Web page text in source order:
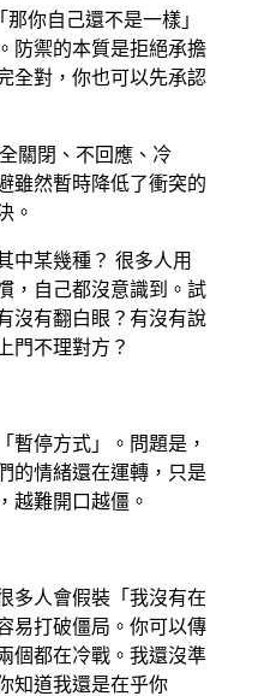
那你自己還不是一樣」
防禦的本質是拒絕承擔
全對，你也可以先承認
全關閉、不回應、冷
雖然暫時降低了衝突的
。
中某幾種？ 很多人用
，自己都沒意識到。試
沒有翻白眼？有沒有說
門不理對方？
暫停方式」。問題是，
的情緒還在運轉，只是
越難開口越僵。
多人會假裝「我沒有在
易打破僵局。你可以傳
個都在冷戰。我還沒準
知道我還是在乎你